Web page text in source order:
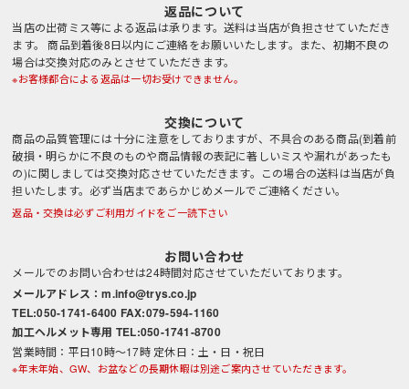
返品について
当店の出荷ミス等による返品は承ります。送料は当店が負担させていただき
ます。 商品到着後8日以内にご連絡をお願いいたします。また、初期不良の
場合は交換対応のみとさせていただきます。
※お客様都合による返品は一切お受けできません。
交換について
商品の品質管理には十分に注意をしておりますが、不具合のある商品(到着前
破損・明らかに不良のものや商品情報の表記に著しいミスや漏れがあったも
の)に関しましては交換対応させていただきます。この場合の送料は当店が負
担いたします。必ず当店まであらかじめメールでご連絡ください。
返品・交換は必ずご利用ガイドをご一読下さい
お問い合わせ
メールでのお問い合わせは24時間対応させていただいております。
メールアドレス：m.info@trys.co.jp
TEL:050-1741-6400 FAX:079-594-1160
加工ヘルメット専用 TEL:050-1741-8700
営業時間：平日10時～17時 定休日：土・日・祝日
※年末年始、GW、お盆などの長期休暇は別途ご案内させていただきます。